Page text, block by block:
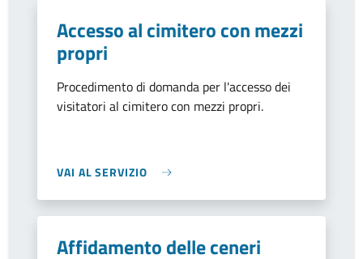
Accesso al cimitero con mezzi
propri
Procedimento di domanda per l'accesso dei
visitatori al cimitero con mezzi propri.
VAI AL SERVIZIO
Affidamento delle ceneri